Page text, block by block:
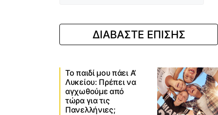
ΔΙΑΒΑΣΤΕ ΕΠΙΣΗΣ
Το παιδί μου πάει Α’
Λυκείου: Πρέπει να
αγχωθούμε από
τώρα για τις
Πανελλήνιες;